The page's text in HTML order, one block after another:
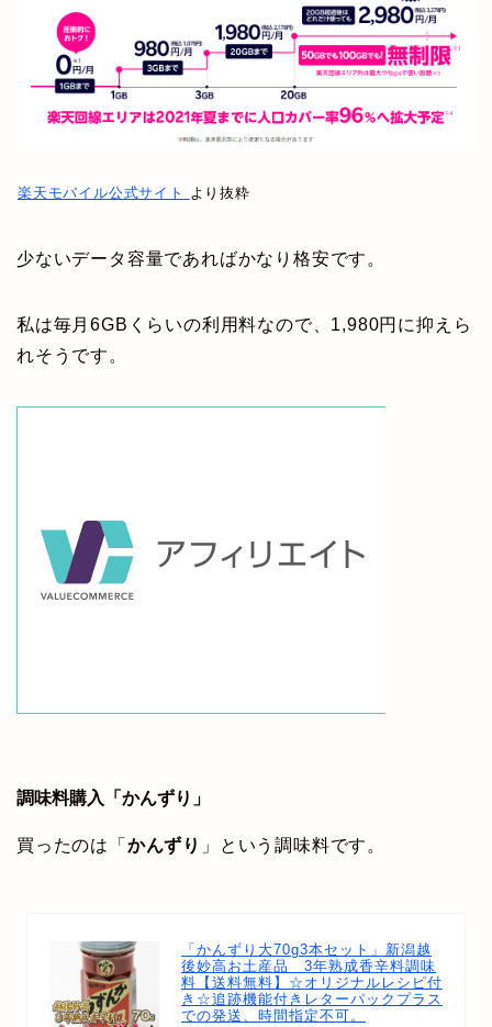
楽天モバイル公式サイト より抜粋
少ないデータ容量であればかなり格安です。
私は毎月6GBくらいの利用料なので、1,980円に抑えら
れそうです。
調味料購入「かんずり」
買ったのは「 かんずり 」という調味料です。
「かんずり大70g3本セット」新潟越
後妙高お土産品 3年熟成香辛料調味
料【送料無料】☆オリジナルレシピ付
き☆追跡機能付きレターパックプラス
での発送、時間指定不可。